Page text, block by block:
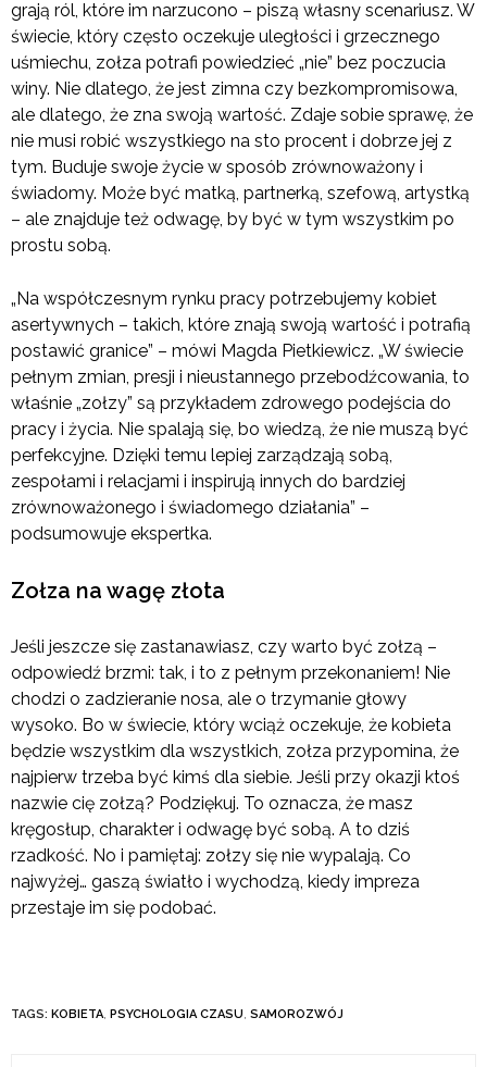
grają ról, które im narzucono – piszą własny scenariusz. W
świecie, który często oczekuje uległości i grzecznego
uśmiechu, zołza potrafi powiedzieć „nie” bez poczucia
winy. Nie dlatego, że jest zimna czy bezkompromisowa,
ale dlatego, że zna swoją wartość. Zdaje sobie sprawę, że
nie musi robić wszystkiego na sto procent i dobrze jej z
tym. Buduje swoje życie w sposób zrównoważony i
świadomy. Może być matką, partnerką, szefową, artystką
– ale znajduje też odwagę, by być w tym wszystkim po
prostu sobą.
„Na współczesnym rynku pracy potrzebujemy kobiet
asertywnych – takich, które znają swoją wartość i potrafią
postawić granice” – mówi Magda Pietkiewicz. „W świecie
pełnym zmian, presji i nieustannego przebodźcowania, to
właśnie „zołzy” są przykładem zdrowego podejścia do
pracy i życia. Nie spalają się, bo wiedzą, że nie muszą być
perfekcyjne. Dzięki temu lepiej zarządzają sobą,
zespołami i relacjami i inspirują innych do bardziej
zrównoważonego i świadomego działania” –
podsumowuje ekspertka.
Zołza na wagę złota
Jeśli jeszcze się zastanawiasz, czy warto być zołzą –
odpowiedź brzmi: tak, i to z pełnym przekonaniem! Nie
chodzi o zadzieranie nosa, ale o trzymanie głowy
wysoko. Bo w świecie, który wciąż oczekuje, że kobieta
będzie wszystkim dla wszystkich, zołza przypomina, że
najpierw trzeba być kimś dla siebie. Jeśli przy okazji ktoś
nazwie cię zołzą? Podziękuj. To oznacza, że masz
kręgosłup, charakter i odwagę być sobą. A to dziś
rzadkość. No i pamiętaj: zołzy się nie wypalają. Co
najwyżej… gaszą światło i wychodzą, kiedy impreza
przestaje im się podobać.
TAGS: KOBIETA, PSYCHOLOGIA CZASU, SAMOROZWÓJ